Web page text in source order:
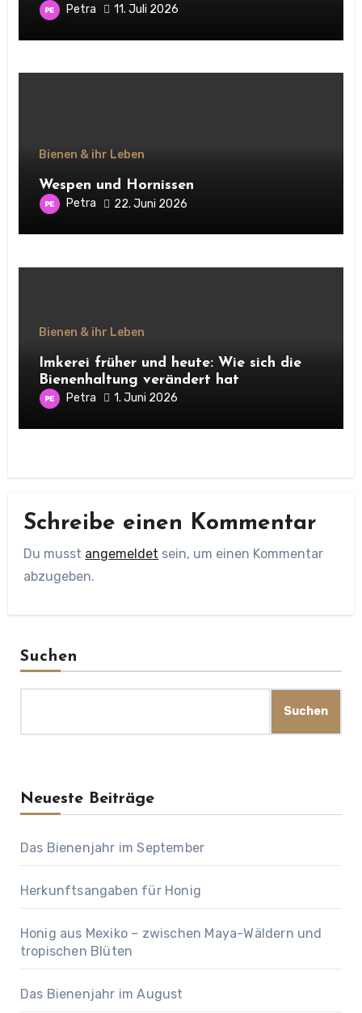
Petra 11. Juli 2026
Bienen & ihr Leben
Wespen und Hornissen
Petra 22. Juni 2026
Bienen & ihr Leben
Imkerei früher und heute: Wie sich die
Bienenhaltung verändert hat
Petra 1. Juni 2026
Schreibe einen Kommentar
Du musst angemeldet sein, um einen Kommentar
abzugeben.
Suchen
Suchen
Neueste Beiträge
Das Bienenjahr im September
Herkunftsangaben für Honig
Honig aus Mexiko – zwischen Maya-Wäldern und
tropischen Blüten
Das Bienenjahr im August